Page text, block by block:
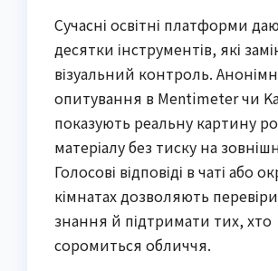
Сучасні освітні платформи
десятки інструментів, які
візуальний контроль.
опитування в Mentimeter чи
показують реальну картину
матеріалу без тиску на
Голосові відповіді в чаті або
кімнатах дозволяють
знання й підтримати тих, хто
соромиться обличчя.